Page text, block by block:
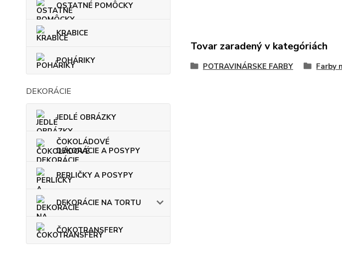
OSTATNÉ POMÔCKY
KRABICE
POHÁRIKY
DEKORÁCIE
JEDLÉ OBRÁZKY
ČOKOLÁDOVÉ
DEKORÁCIE A POSYPY
PERLIČKY A POSYPY
DEKORÁCIE NA TORTU
ČOKOTRANSFERY
Tovar zaradený v kategóriách
POTRAVINÁRSKE FARBY Farby